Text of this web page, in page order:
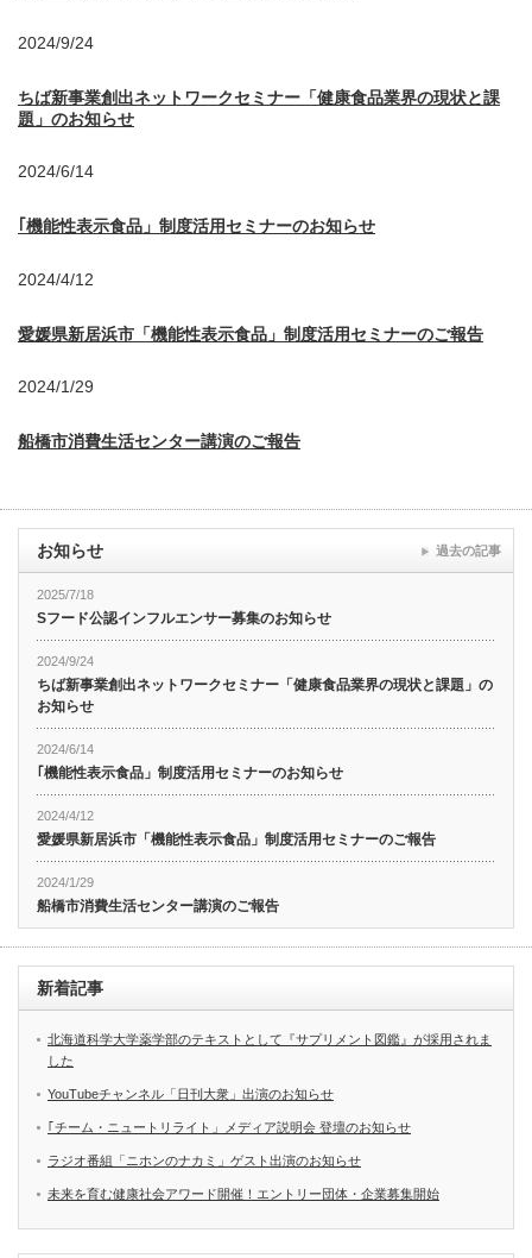
2024/9/24
ちば新事業創出ネットワークセミナー「健康食品業界の現状と課
題」のお知らせ
2024/6/14
｢機能性表示食品」制度活用セミナーのお知らせ
2024/4/12
愛媛県新居浜市「機能性表示食品」制度活用セミナーのご報告
2024/1/29
船橋市消費生活センター講演のご報告
お知らせ
2025/7/18
Sフード公認インフルエンサー募集のお知らせ
2024/9/24
ちば新事業創出ネットワークセミナー「健康食品業界の現状と課題」の
お知らせ
2024/6/14
｢機能性表示食品」制度活用セミナーのお知らせ
2024/4/12
愛媛県新居浜市「機能性表示食品」制度活用セミナーのご報告
2024/1/29
船橋市消費生活センター講演のご報告
過去の記事
新着記事
北海道科学大学薬学部のテキストとして『サプリメント図鑑』が採用されま
した
YouTubeチャンネル「日刊大衆」出演のお知らせ
｢チーム・ニュートリライト」メディア説明会 登壇のお知らせ
ラジオ番組「ニホンのナカミ」ゲスト出演のお知らせ
未来を育む健康社会アワード開催！エントリー団体・企業募集開始